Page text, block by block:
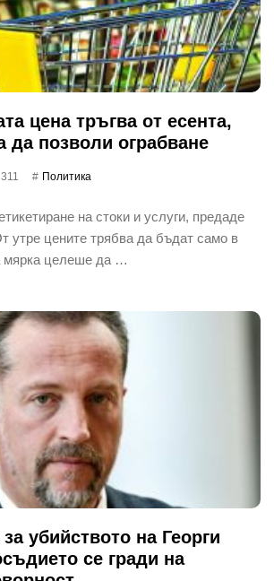
цена тръгва от есента,
да позволи ограбване
311 Политика
на стоки и услуги, предаде
утре цените трябва да бъдат само в
мярка целеше да …
убийството на Георги
се гради на